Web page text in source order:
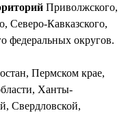
Приволжского,
Северо-Кавказского,
федеральных округов.
Пермском крае,
Ханты-
Свердловской,